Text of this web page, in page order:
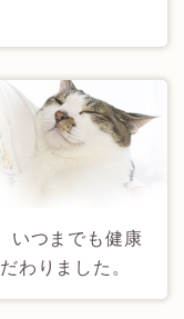
いつまでも健康
わりました。